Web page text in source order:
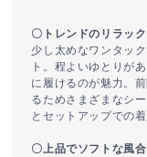
〇トレンドのリラッ
少し太めなワンタッ
ト。程よいゆとりが
に履けるのが魅力。
るためさまざまなシ
とセットアップでの着
〇上品でソフトな風